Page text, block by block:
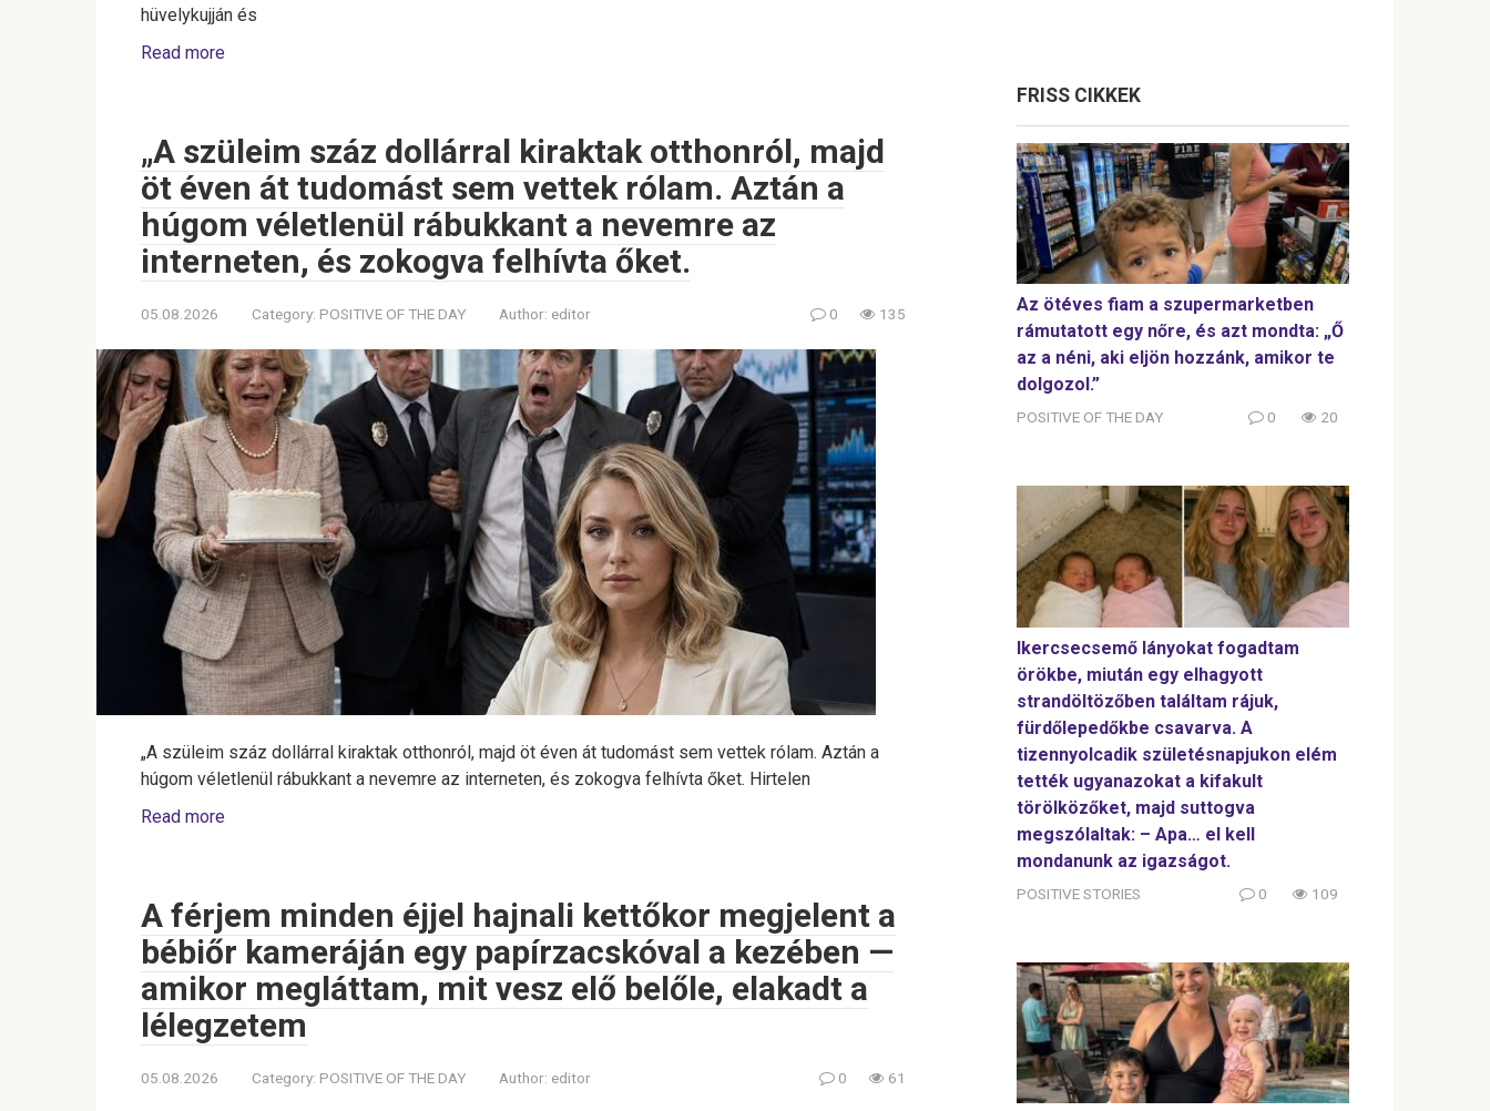
hüvelykujján és
Read more
„A szüleim száz dollárral kiraktak otthonról, majd
öt éven át tudomást sem vettek rólam. Aztán a
húgom véletlenül rábukkant a nevemre az
interneten, és zokogva felhívta őket.
05.08.2026 Category: POSITIVE OF THE DAY Author: editor 0 135
„A szüleim száz dollárral kiraktak otthonról, majd öt éven át tudomást sem vettek rólam. Aztán a
húgom véletlenül rábukkant a nevemre az interneten, és zokogva felhívta őket. Hirtelen
Read more
A férjem minden éjjel hajnali kettőkor megjelent a
bébiőr kameráján egy papírzacskóval a kezében —
amikor megláttam, mit vesz elő belőle, elakadt a
lélegzetem
05.08.2026 Category: POSITIVE OF THE DAY Author: editor 0 61
FRISS CIKKEK
Az ötéves fiam a szupermarketben
rámutatott egy nőre, és azt mondta: „Ő
az a néni, aki eljön hozzánk, amikor te
dolgozol.”
POSITIVE OF THE DAY 0 20
Ikercsecsemő lányokat fogadtam
örökbe, miután egy elhagyott
strandöltözőben találtam rájuk,
fürdőlepedőkbe csavarva. A
tizennyolcadik születésnapjukon elém
tették ugyanazokat a kifakult
törölközőket, majd suttogva
megszólaltak: – Apa… el kell
mondanunk az igazságot.
POSITIVE STORIES 0 109